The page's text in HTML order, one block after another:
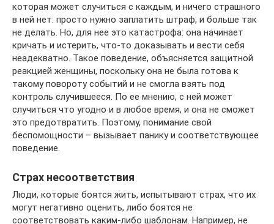
которая может случиться с каждым, и ничего страшного
в ней нет: просто нужно заплатить штраф, и больше так
не делать. Но, для нее это катастрофа: она начинает
кричать и истерить, что-то доказывать и вести себя
неадекватно. Такое поведение, объясняется защитной
реакцией женщины, поскольку она не была готова к
такому повороту событий и не смогла взять под
контроль случившееся. По ее мнению, с ней может
случиться что угодно и в любое время, и она не сможет
это предотвратить. Поэтому, понимание свой
беспомощности – вызывает панику и соответствующее
поведение.
Страх несоответствия
Люди, которые боятся жить, испытывают страх, что их
могут негативно оценить, либо боятся не
соответствовать каким-либо шаблонам. Например, не